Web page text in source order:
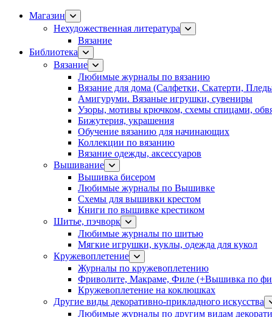
Магазин
Нехудожественная литература
Вязание
Библиотека
Вязание
Любимые журналы по вязанию
Вязание для дома (Салфетки, Скатерти,
Амигуруми. Вязаные игрушки, сувениры
Узоры, мотивы крючком, схемы спицами,
Бижутерия, украшения
Обучение вязанию для начинающих
Коллекции по вязанию
Вязание одежды, аксессуаров
Вышивание
Вышивка бисером
Любимые журналы по Вышивке
Схемы для вышивки крестом
Книги по вышивке крестиком
Шитье, пэчворк
Любимые журналы по шитью
Мягкие игрушки, куклы, одежда для кукол
Кружевоплетение
Журналы по кружевоплетению
Фриволите, Макраме, Филе (+Вышивка по
Кружевоплетение на коклюшках
Другие виды декоративно-прикладного искусства
Любимые журналы по другим видам